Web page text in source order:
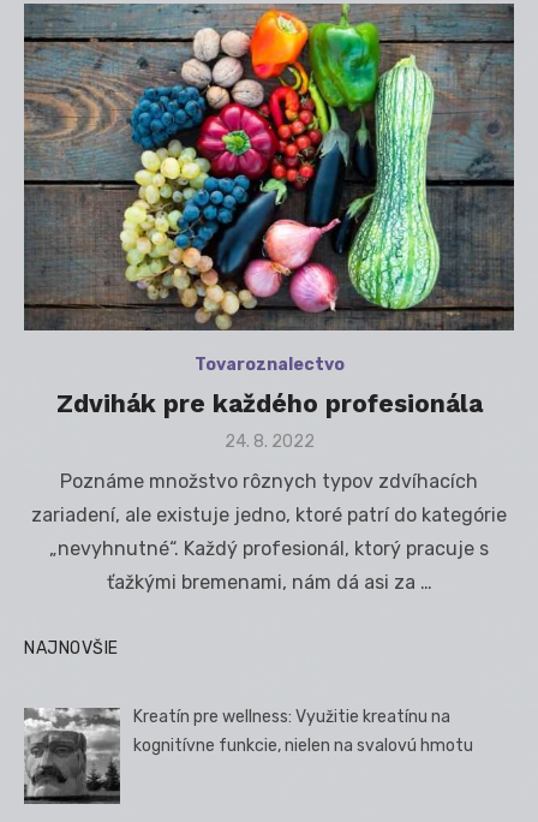
Tovaroznalectvo
Zdvihák pre každého profesionála
Posted
24. 8. 2022
Poznáme množstvo rôznych typov zdvíhacích
zariadení, ale existuje jedno, ktoré patrí do kategórie
„nevyhnutné“. Každý profesionál, ktorý pracuje s
ťažkými bremenami, nám dá asi za …
NAJNOVŠIE
Kreatín pre wellness: Využitie kreatínu na
kognitívne funkcie, nielen na svalovú hmotu